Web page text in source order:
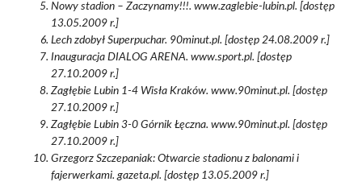
Nowy stadion – Zaczynamy!!!. www.zaglebie-lubin.pl. [dostęp
13.05.2009 r.]
Lech zdobył Superpuchar. 90minut.pl. [dostęp 24.08.2009 r.]
Inauguracja DIALOG ARENA. www.sport.pl. [dostęp
27.10.2009 r.]
Zagłębie Lubin 1-4 Wisła Kraków. www.90minut.pl. [dostęp
27.10.2009 r.]
Zagłębie Lubin 3-0 Górnik Łęczna. www.90minut.pl. [dostęp
27.10.2009 r.]
Grzegorz Szczepaniak: Otwarcie stadionu z balonami i
fajerwerkami. gazeta.pl. [dostęp 13.05.2009 r.]